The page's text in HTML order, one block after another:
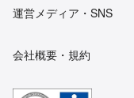
運営メディア・SNS
会社概要・規約